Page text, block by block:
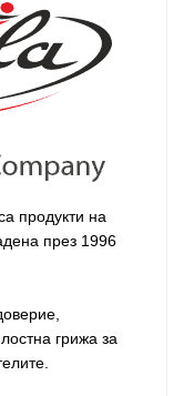
продукти на
през 1996
грижа за
.